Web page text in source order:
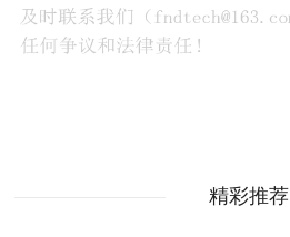
精彩推荐